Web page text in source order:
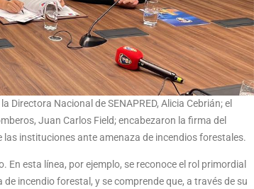
Nacional de SENAPRED, Alicia Cebrián; el
Juan Carlos Field; encabezaron la firma del
instituciones ante amenaza de incendios forestales.
esta línea, por ejemplo, se reconoce el rol primordial
incendio forestal, y se comprende que, a través de su